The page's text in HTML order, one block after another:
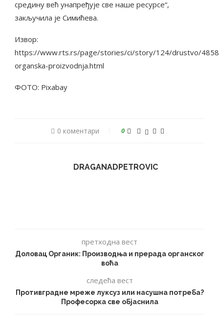
средину већ унапређује све наше ресурсе“,
закључила је Симићева.
Извор:
https://www.rts.rs/page/stories/ci/story/124/drustvo/
organska-proizvodnja.html
ФОТО: Pixabay
0 коментари 0
DRAGANADPETROVIC
претходна вест
Доловац Органик: Производња и прерада органског
воћа
следећа вест
Противградне мреже луксуз или насушна потреба?
Професорка све објаснила